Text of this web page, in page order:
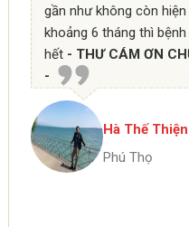
gần như không còn
khoảng 6 tháng thì
hết - THƯ CÁM ƠN
-
Hà Thế Thiện
Phú Thọ